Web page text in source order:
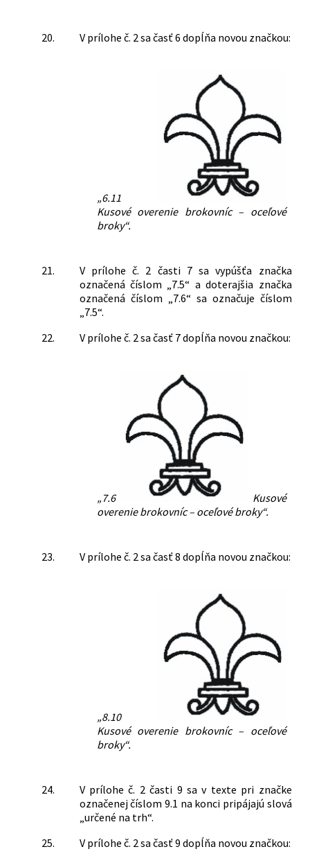
20. V prílohe č. 2 sa časť 6 dopĺňa novou značkou:
„6.11
Kusové overenie brokovníc – oceľové
broky“.
21.
V prílohe č. 2 časti 7 sa vypúšťa značka
označená číslom „7.5“ a doterajšia značka
označená číslom „7.6“ sa označuje číslom
„7.5“.
22.
V prílohe č. 2 sa časť 7 dopĺňa novou značkou:
„7.6
Kusové
overenie brokovníc – oceľové broky“.
23. V prílohe č. 2 sa časť 8 dopĺňa novou značkou:
„8.10
Kusové overenie brokovníc – oceľové
broky“.
24.
V prílohe č. 2 časti 9 sa v texte pri značke
označenej číslom 9.1 na konci pripájajú slová
„určené na trh“.
25.
V prílohe č. 2 sa časť 9 dopĺňa novou značkou: